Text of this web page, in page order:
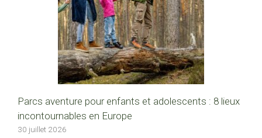
Parcs aventure pour enfants et adolescents : 8 lieux
incontournables en Europe
30 juillet 2026